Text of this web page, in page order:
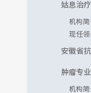
姑息治
机构简
现任领
安徽省
肿瘤专
机构简